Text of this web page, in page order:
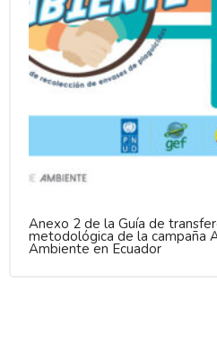
Anexo 2 de la Guía de
metodológica de la campaña
Ambiente en Ecuador